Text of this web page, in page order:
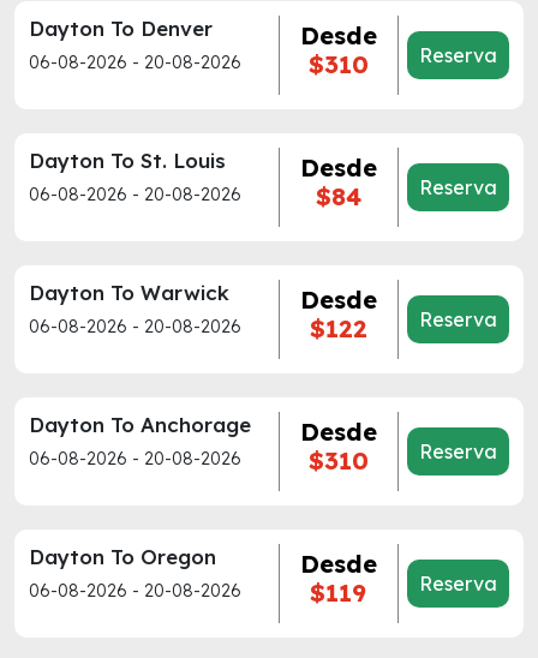
Dayton To Denver
06-08-2026 - 20-08-2026
Desde
$310
Reserva
Dayton To St. Louis
06-08-2026 - 20-08-2026
Desde
$84
Reserva
Dayton To Warwick
06-08-2026 - 20-08-2026
Desde
$122
Reserva
Dayton To Anchorage
06-08-2026 - 20-08-2026
Desde
$310
Reserva
Dayton To Oregon
06-08-2026 - 20-08-2026
Desde
$119
Reserva